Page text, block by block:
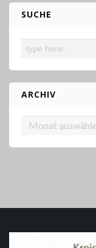
SUCHE
ARCHIV
Archiv